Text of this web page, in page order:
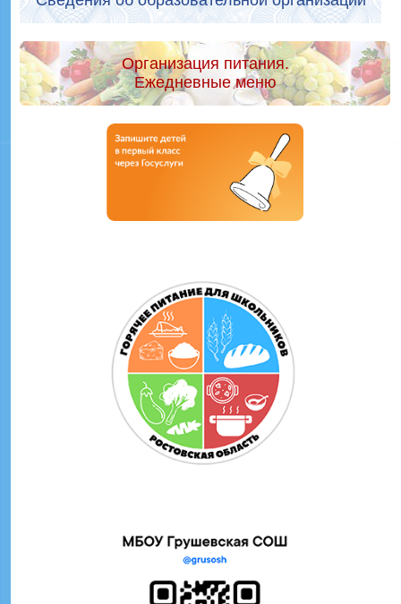
Организация питания.
Ежедневные меню